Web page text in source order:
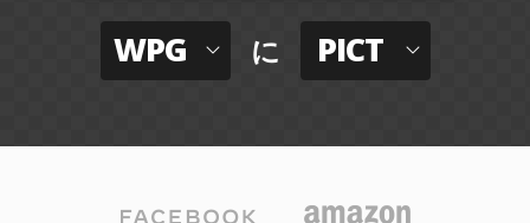
WPG に PICT